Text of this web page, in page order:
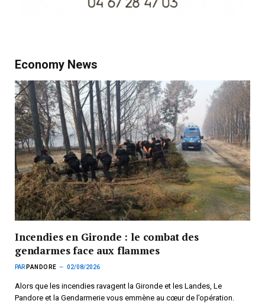
Economy News
Incendies en Gironde : le combat des
gendarmes face aux flammes
PAR PANDORE 02/08/2026
Alors que les incendies ravagent la Gironde et les Landes, Le
Pandore et la Gendarmerie vous emmène au cœur de l’opération.